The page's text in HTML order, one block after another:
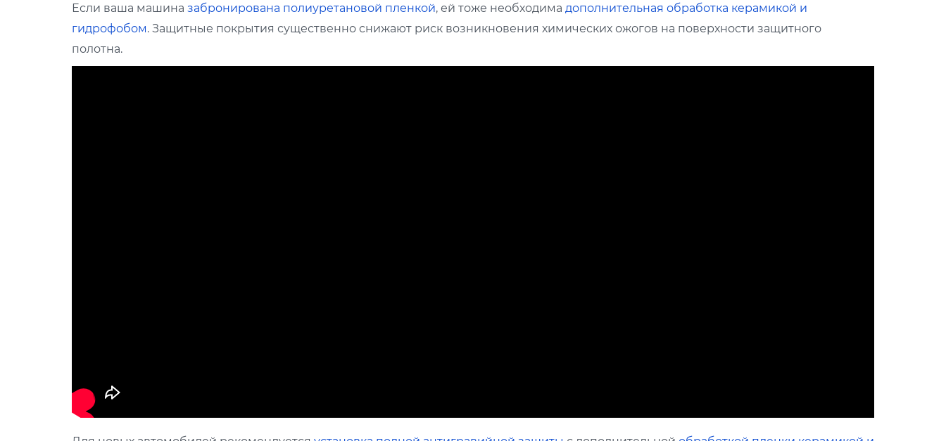
Если ваша машина забронирована полиуретановой пленкой, ей тоже необходима дополнительная обработка керамикой и
гидрофобом. Защитные покрытия существенно снижают риск возникновения химических ожогов на поверхности защитного
полотна.